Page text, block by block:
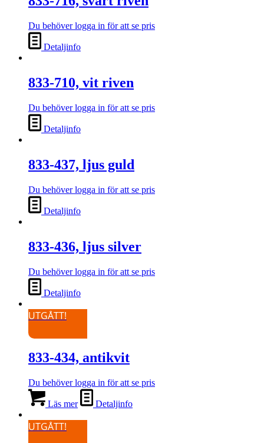
Du behöver logga in för att se pris
Detaljinfo
833-710, vit riven
Du behöver logga in för att se pris
Detaljinfo
833-437, ljus guld
Du behöver logga in för att se pris
Detaljinfo
833-436, ljus silver
Du behöver logga in för att se pris
Detaljinfo
UTGÅTT!
833-434, antikvit
Du behöver logga in för att se pris
Läs mer Detaljinfo
UTGÅTT!